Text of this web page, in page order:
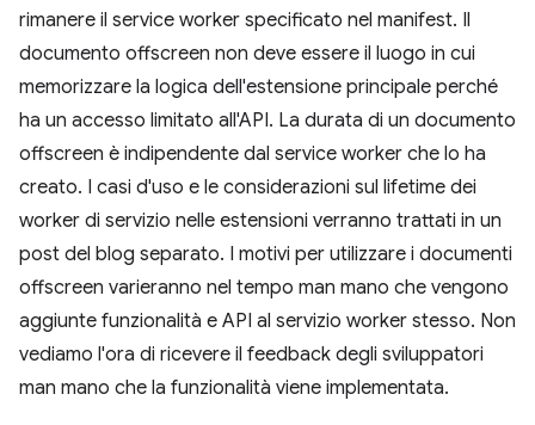
rimanere il service worker specificato nel manifest. Il
documento offscreen non deve essere il luogo in cui
memorizzare la logica dell'estensione principale perché
ha un accesso limitato all'API. La durata di un documento
offscreen è indipendente dal service worker che lo ha
creato. I casi d'uso e le considerazioni sul lifetime dei
worker di servizio nelle estensioni verranno trattati in un
post del blog separato. I motivi per utilizzare i documenti
offscreen varieranno nel tempo man mano che vengono
aggiunte funzionalità e API al servizio worker stesso. Non
vediamo l'ora di ricevere il feedback degli sviluppatori
man mano che la funzionalità viene implementata.